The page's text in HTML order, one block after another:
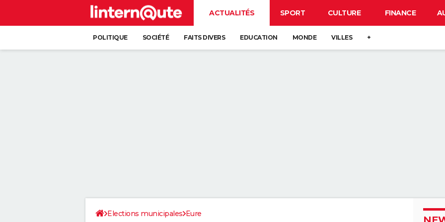
ACTUALITÉS SPORT CULTURE FINANCE
POLITIQUE SOCIÉTÉ FAITS DIVERS EDUCATION MONDE VILLES +
Elections municipales Eure